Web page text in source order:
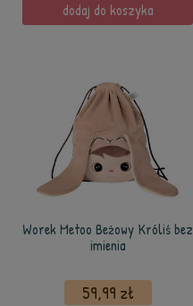
dodaj do koszyka
Worek Metoo Beżowy Króliś bez
imienia
59,99 zł